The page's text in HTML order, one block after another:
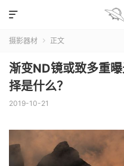

摄影器材  正文
渐变ND镜或致多重
择是什么？
2019-10-21